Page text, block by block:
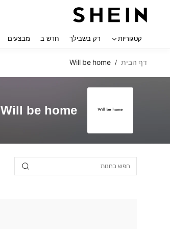
קטגוריות רק בשבילך חדש ב מבצעים
דף הבית /
Will be home
Will be home